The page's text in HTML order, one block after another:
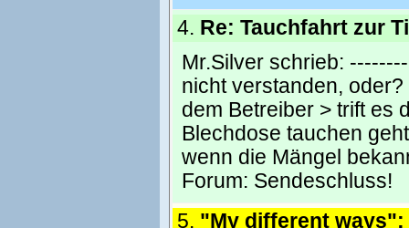
4. Re: Tauchfahrt zur
Mr.Silver schrieb:
nicht verstanden,
dem Betreiber > trift es
Blechdose tauchen
wenn die Mängel
Forum: Sendeschluss!
5. "My different ways":